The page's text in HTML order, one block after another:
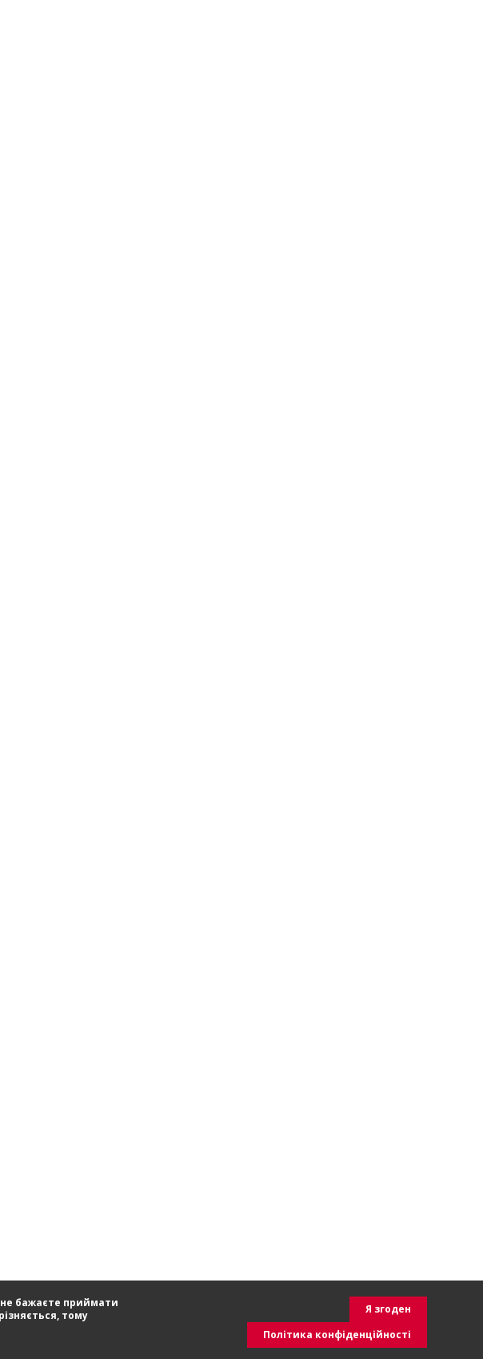
бажаєте приймати
тому
Я згоден
Політика конфіденційності